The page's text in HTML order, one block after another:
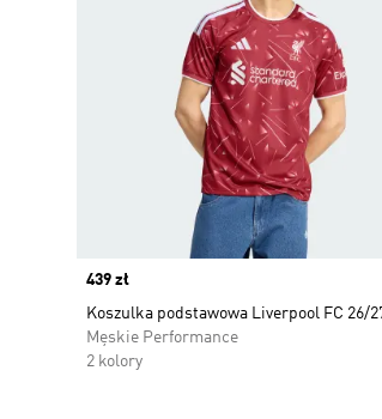
Price
439 zł
Koszulka podstawowa Liverpool FC 26/
Męskie Performance
2 kolory